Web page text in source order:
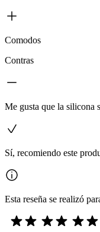
Comodos
Contras
Me gusta que la silicona
Sí, recomiendo este
Esta reseña se realizó